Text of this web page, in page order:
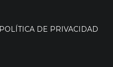
POLÍTICA DE PRIVACIDAD